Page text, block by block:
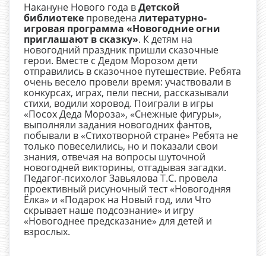
Накануне Нового года вДетской
библиотеке проведена литературно-
игровая программа «Новогодние огни
приглашают в сказку». К детям на
новогодний праздник пришли сказочные
герои. Вместе с Дедом Морозом дети
отправились в сказочное путешествие. Ребята
очень весело провели время: участвовали в
конкурсах, играх, пели песни, рассказывали
стихи, водили хоровод. Поиграли в игры
«Посох Деда Мороза», «Снежные фигуры»,
выполняли задания новогодних фантов,
побывали в «Стихотворной стране» Ребята не
только повеселились, но и показали свои
знания, отвечая на вопросы шуточной
новогодней викторины, отгадывая загадки.
Педагог-психолог Завьялова Т.С. провела
проективный рисуночный тест «Новогодняя
Ёлка» и «Подарок на Новый год, или Что
скрывает наше подсознание» и игру
«Новогоднее предсказание» для детей и
взрослых.